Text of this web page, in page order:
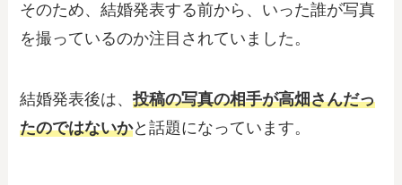
そのため、結婚発表する前から、いった誰が写真
を撮っているのか注目されていました。
結婚発表後は、投稿の写真の相手が高畑さんだっ
たのではないかと話題になっています。